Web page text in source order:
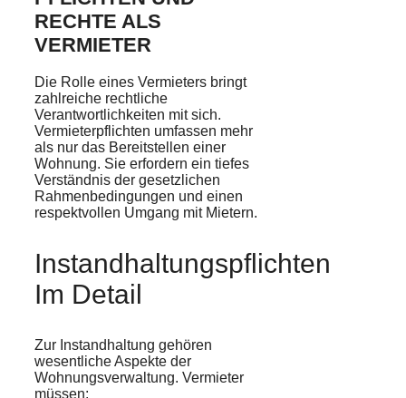
RECHTE ALS
VERMIETER
Die Rolle eines Vermieters bringt
zahlreiche rechtliche
Verantwortlichkeiten mit sich.
Vermieterpflichten umfassen mehr
als nur das Bereitstellen einer
Wohnung. Sie erfordern ein tiefes
Verständnis der gesetzlichen
Rahmenbedingungen und einen
respektvollen Umgang mit Mietern.
Instandhaltungspflichten
Im Detail
Zur Instandhaltung gehören
wesentliche Aspekte der
Wohnungsverwaltung. Vermieter
müssen: